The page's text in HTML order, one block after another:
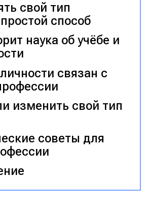
свой тип
способ
наука об учёбе и
связан с
изменить свой тип
советы для